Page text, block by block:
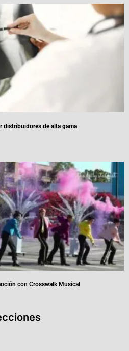
distribuidores de alta gama
con Crosswalk Musical